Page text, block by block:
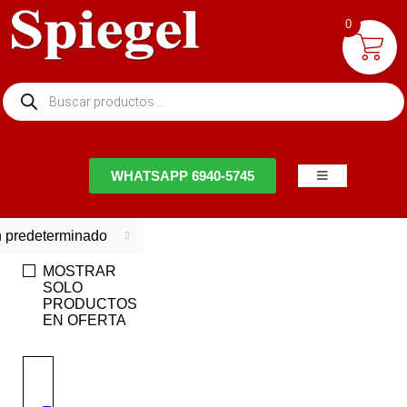
WHATSAPP 6940-5745
predeterminado
MOSTRAR
SOLO
PRODUCTOS
EN OFERTA
0